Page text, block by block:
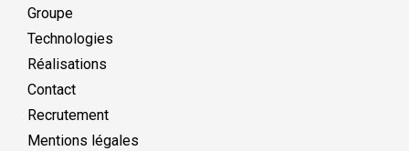
Groupe
Technologies
Réalisations
Contact
Recrutement
Mentions légales